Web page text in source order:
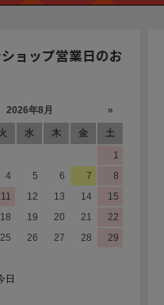
ョップ営業日のお